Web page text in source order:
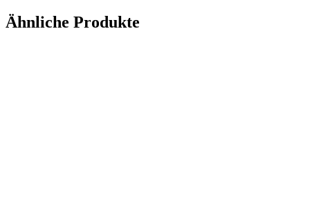
Ähnliche Produkte